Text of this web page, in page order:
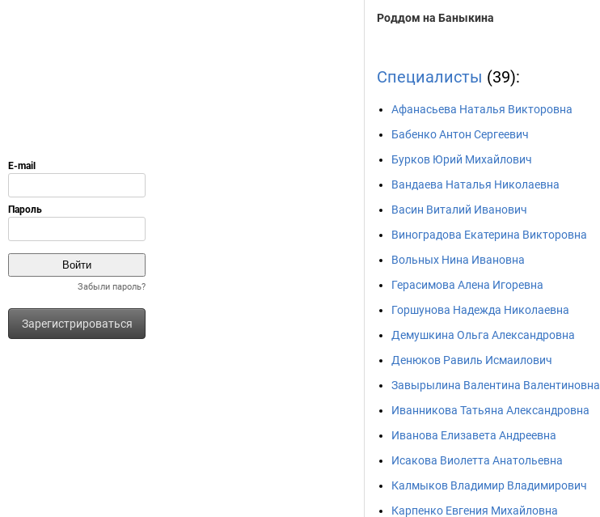
Забыли пароль?
Зарегистрироваться
Роддом на Баныкина
Специалисты (39):
Афанасьева Наталья Викторовна
Бабенко Антон Сергеевич
Бурков Юрий Михайлович
Вандаева Наталья Николаевна
Васин Виталий Иванович
Виноградова Екатерина Викторовна
Вольных Нина Ивановна
Герасимова Алена Игоревна
Горшунова Надежда Николаевна
Демушкина Ольга Александровна
Денюков Равиль Исмаилович
Завырылина Валентина Валентиновна
Иванникова Татьяна Александровна
Иванова Елизавета Андреевна
Исакова Виолетта Анатольевна
Калмыков Владимир Владимирович
Карпенко Евгения Михайловна